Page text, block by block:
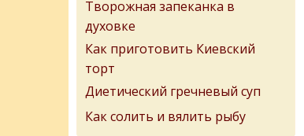
Творожная запеканка в
духовке
Как приготовить Киевский
торт
Диетический гречневый суп
Как солить и вялить рыбу